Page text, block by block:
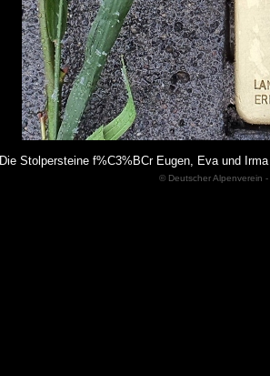
Die Stolpersteine f%C3%BCr Eugen, Eva und
© Deutscher Alpenverein